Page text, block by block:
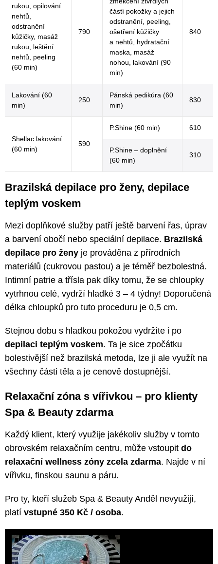
rukou, opilování
nehtů,
odstranění
kůžičky, masáž
rukou, leštění
nehtů, peeling
(60 min)
790
částí pokožky a jejich
odstranění, peeling,
ošetření kůžičky
a nehtů, hydratační
maska, masáž
nohou, lakování (90
min)
840
Lakování (60
min)
250
Pánská pedikúra (60
min)
830
Shellac lakování
(60 min)
590
P.Shine (60 min) 610
P.Shine – doplnění
(60 min)
310
Brazilská depilace pro ženy, depilace
teplým voskem
Mezi doplňkové služby patří ještě barvení řas, úprav
a barvení obočí nebo speciální depilace. Brazilská
depilace pro ženy je prováděna z přírodních
materiálů (cukrovou pastou) a je téměř bezbolestná.
Intimní patrie a třísla pak díky tomu, že se chloupky
vytrhnou celé, vydrží hladké 3 – 4 týdny! Doporučená
délka chloupků pro tuto proceduru je 0,5 cm.
Stejnou dobu s hladkou pokožou vydržíte i po
depilaci teplým voskem. Ta je sice zpočátku
bolestivější než brazilská metoda, lze ji ale využít na
všechny části těla a je cenově dostupnější.
Relaxační zóna s vířivkou – pro klienty
Spa & Beauty zdarma
Každý klient, který využije jakékoliv služby v tomto
obrovském relaxačním centru, může vstoupit do
relaxační wellness zóny zcela zdarma. Najde v ní
vířivku, finskou saunu a páru.
Pro ty, kteří služeb Spa & Beauty Anděl nevyužijí,
platí vstupné 350 Kč / osoba.